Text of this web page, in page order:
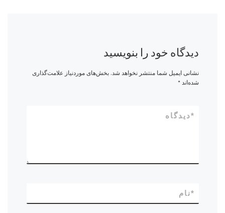
دیدگاه خود را بنویسید
نشانی ایمیل شما منتشر نخواهد شد. بخش‌های موردنیاز علامت‌گذاری
شده‌اند*
دیدگاه*
نام*